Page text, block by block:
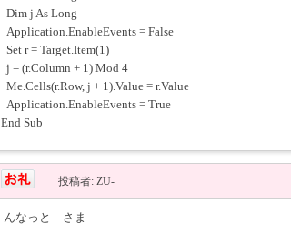
Dim j As Long
Application.EnableEvents = False
Set r = Target.Item(1)
j = (r.Column + 1) Mod 4
Me.Cells(r.Row, j + 1).Value = r.Value
Application.EnableEvents = True
End Sub
投稿者: ZU-
んなっと さま